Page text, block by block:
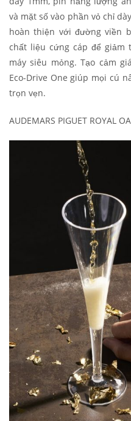
và mặt số vào phần vỏ chỉ
hoàn thiện với đường viền
chất liệu cứng cáp để giảm
máy siêu mỏng. Tạo cảm
Eco-Drive One giúp mọi cú
trọn vẹn.
AUDEMARS PIGUET ROYAL